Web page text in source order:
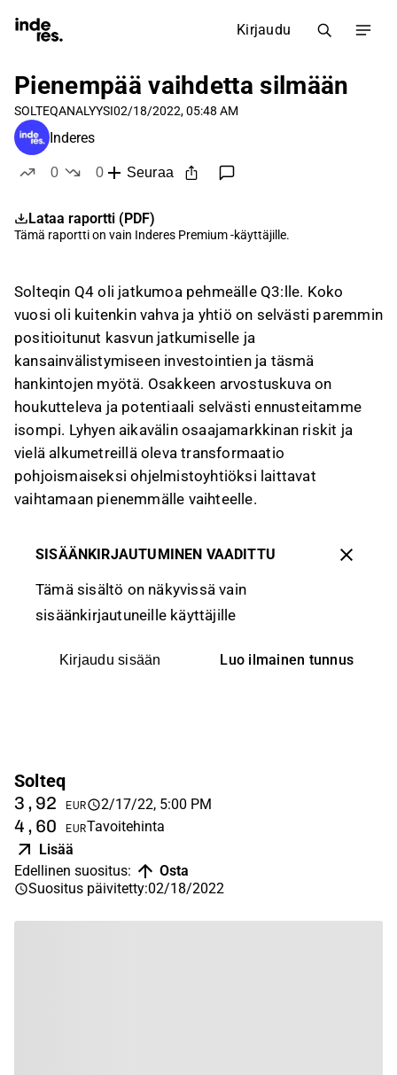
Kirjaudu
Pienempää vaihdetta silmään
SOLTEQANALYYSI02/18/2022, 05:48 AM
Inderes
0
0
Seuraa
Lataa raportti (PDF)
Tämä raportti on vain Inderes Premium-käyttäjille.
Solteqin Q4 oli jatkumoa pehmeälle Q3:lle. Koko
vuosi oli kuitenkin vahva ja yhtiö on selvästi paremmin
positioitunut kasvun jatkumiselle ja
kansainvälistymiseen investointien ja täsmä
hankintojen myötä. Osakkeen arvostuskuva on
houkutteleva ja potentiaali selvästi ennusteitamme
isompi. Lyhyen aikavälin osaajamarkkinan riskit ja
vielä alkumetreillä oleva transformaatio
pohjoismaiseksi ohjelmistoyhtiöksi laittavat
vaihtamaan pienemmälle vaihteelle.
SISÄÄNKIRJAUTUMINEN VAADITTU
Tämä sisältö on näkyvissä vain
sisäänkirjautuneille käyttäjille
Kirjaudu sisään Luo ilmainen tunnus
Solteq
3,92 EUR 2/17/22, 5:00 PM
4,60 EURTavoitehinta
Lisää
Edellinen suositus:
Osta
Suositus päivitetty:02/18/2022